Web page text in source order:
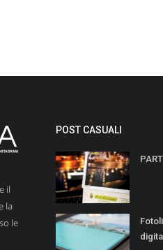
il
la
le
POST CASUALI
digital